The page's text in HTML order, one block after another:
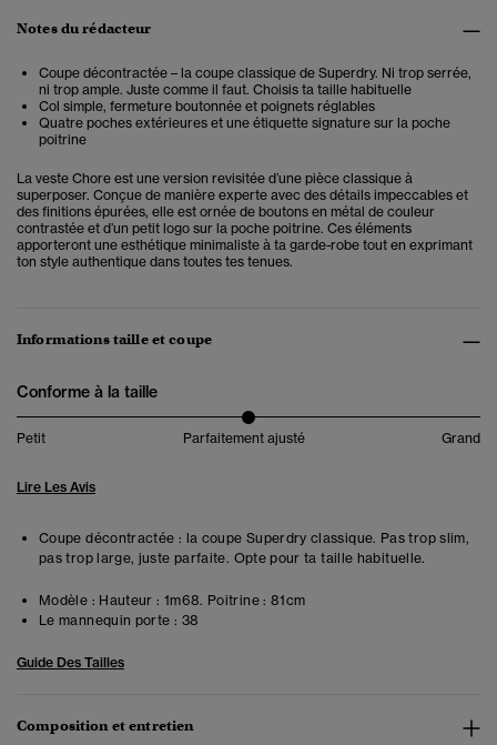
Notes du rédacteur
Coupe décontractée – la coupe classique de Superdry. Ni trop serrée,
ni trop ample. Juste comme il faut. Choisis ta taille habituelle
Col simple, fermeture boutonnée et poignets réglables
Quatre poches extérieures et une étiquette signature sur la poche
poitrine
La veste Chore est une version revisitée d’une pièce classique à
superposer. Conçue de manière experte avec des détails impeccables et
des finitions épurées, elle est ornée de boutons en métal de couleur
contrastée et d’un petit logo sur la poche poitrine. Ces éléments
apporteront une esthétique minimaliste à ta garde-robe tout en exprimant
ton style authentique dans toutes tes tenues.
Informations taille et coupe
Conforme à la taille
Petit Parfaitement ajusté Grand
Lire Les Avis
Coupe décontractée : la coupe Superdry classique. Pas trop slim,
pas trop large, juste parfaite. Opte pour ta taille habituelle.
Modèle : Hauteur : 1m68. Poitrine : 81cm
Le mannequin porte : 38
Guide Des Tailles
Composition et entretien